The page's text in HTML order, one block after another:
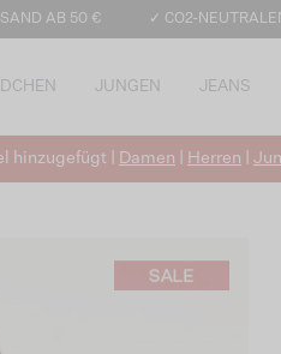
AB 50 € ✓ CO2-
JUNGEN JEANS
hinzugefügt | Damen Herren